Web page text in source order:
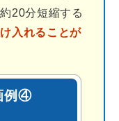
20分短縮する
入れることが
例④